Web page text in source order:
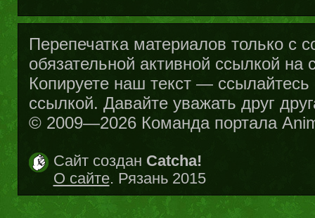
Перепечатка материалов только с
обязательной активной ссылкой на
Копируете наш текст —
ссылкой. Давайте уважать друг
© 2009—2026 Команда портала
Сайт создан Catcha!
О сайте. Рязань 2015